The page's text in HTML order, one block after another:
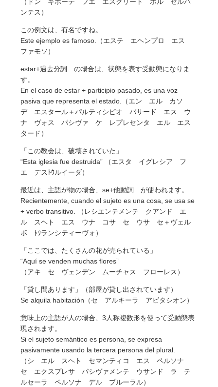
（ドン キホーテ フエ エスクリート ポル セルバ
ンテス）
この例文は、有名ですね。
Este ejemplo es famoso.（エステ エヘンプロ エス
ファモソ）
estar+過去分詞 の場合は、状態を表す受動態になりま
す。
En el caso de estar + participio pasado, es una voz
pasiva que representa el estado.（エン エル カソ
デ エスタール＋パルティシピオ パサード エス ウ
ナ ヴォス パシヴァ ケ レプレセンタ エル エス
タード）
「この教会は、破壊されていた」
“Esta iglesia fue destruida” （エスタ イグレシア フ
エ デスﾄｳルイーダ）
最近は、主語が物の場合、se+他動詞 が使われます。
Recientemente, cuando el sujeto es una cosa, se usa se
+ verbo transitivo. （レシエンテメンテ クアンド エ
ル スヘト エス ウナ コサ セ ウサ セ＋ヴェル
ボ ﾄｳランシティーヴォ）
「ここでは、たくさんの花が売られている」
“Aquí se venden muchas flores”
（アキ セ ヴェンデン ムーチャス フローレス）
「貸し間あります」（部屋が貸し出されています）
Se alquila habitación（セ アルキーラ アビタシオン）
意味上の主語が人の場合、3人称複数形を使って受動態表
現されます。
Si el sujeto semántico es persona, se expresa
pasivamente usando la tercera persona del plural.
（シ エル スヘト セマンティコ エス ペルソナ
セ エクスプレサ パシヴァメンテ ウサンド ラ テ
ルセーラ ペルソナ デル プルーラル）